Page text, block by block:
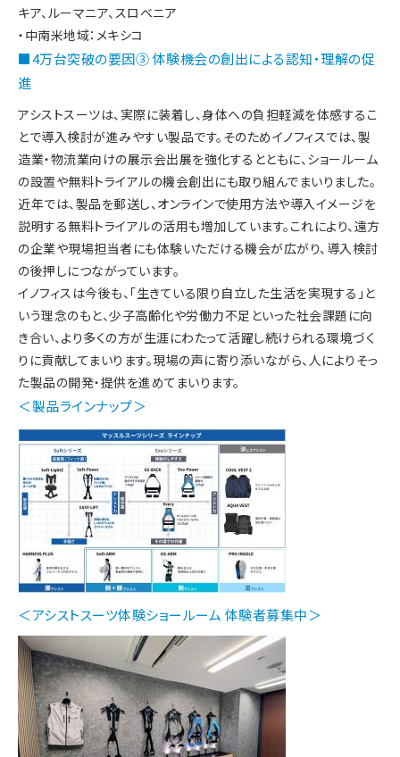
キア、ルーマニア、スロベニア
・中南米地域：メキシコ
■4万台突破の要因③ 体験機会の創出による認知・理解の促
進
アシストスーツは、実際に装着し、身体への負担軽減を体感するこ
とで導入検討が進みやすい製品です。そのためイノフィスでは、製
造業・物流業向けの展示会出展を強化するとともに、ショールーム
の設置や無料トライアルの機会創出にも取り組んでまいりました。
近年では、製品を郵送し、オンラインで使用方法や導入イメージを
説明する無料トライアルの活用も増加しています。これにより、遠方
の企業や現場担当者にも体験いただける機会が広がり、導入検討
の後押しにつながっています。
イノフィスは今後も、「生きている限り自立した生活を実現する」と
いう理念のもと、少子高齢化や労働力不足といった社会課題に向
き合い、より多くの方が生涯にわたって活躍し続けられる環境づく
りに貢献してまいります。現場の声に寄り添いながら、人によりそっ
た製品の開発・提供を進めてまいります。
＜製品ラインナップ＞
＜アシストスーツ体験ショールーム 体験者募集中＞